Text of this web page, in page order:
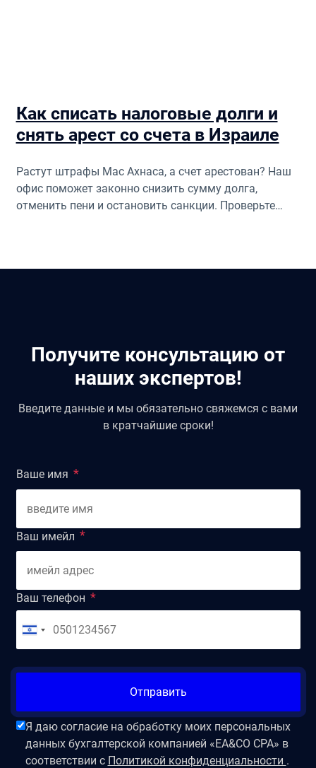
Как списать налоговые долги и
снять арест со счета в Израиле
Растут штрафы Мас Ахнаса, а счет арестован? Наш
офис поможет законно снизить сумму долга,
отменить пени и остановить санкции. Проверьте
Получите консультацию от
наших экспертов!
Введите данные и мы обязательно свяжемся с вами
в кратчайшие сроки!
Ваше имя
Ваш имейл
Ваш телефон
Отправить
Я даю согласие на обработку моих персональных
данных бухгалтерской компанией «EA&CO CPA» в
соответствии с Политикой конфиденциальности .